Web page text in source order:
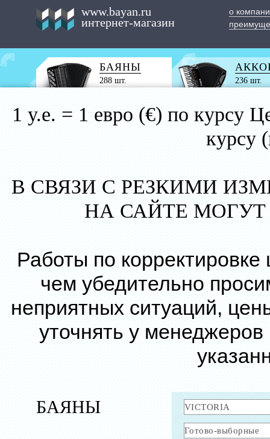
www.bayan.ru
интернет-магазин
о
БАЯНЫ
288 шт. 236 шт.
1 у.е. = 1 евро (€) по курсу
курсу
В СВЯЗИ С РЕЗКИМИ
НА САЙТЕ
Работы по
чем убедительно
неприятных ситуаций,
уточнять у
БАЯНЫ